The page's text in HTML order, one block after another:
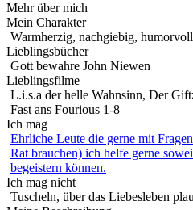
Mehr über mich
Mein Charakter
Warmherzig, nachgiebig,
Lieblingsbücher
Gott bewahre John Niewen
Lieblingsfilme
L.i.s.a der helle Wahnsinn, Der
Fast ans Fourious 1-8
Ich mag
Ehrliche Leute die gerne mit
Rat brauchen) ich helfe gerne
begeistern können.
Ich mag nicht
Tuscheln, über das Liebesleben